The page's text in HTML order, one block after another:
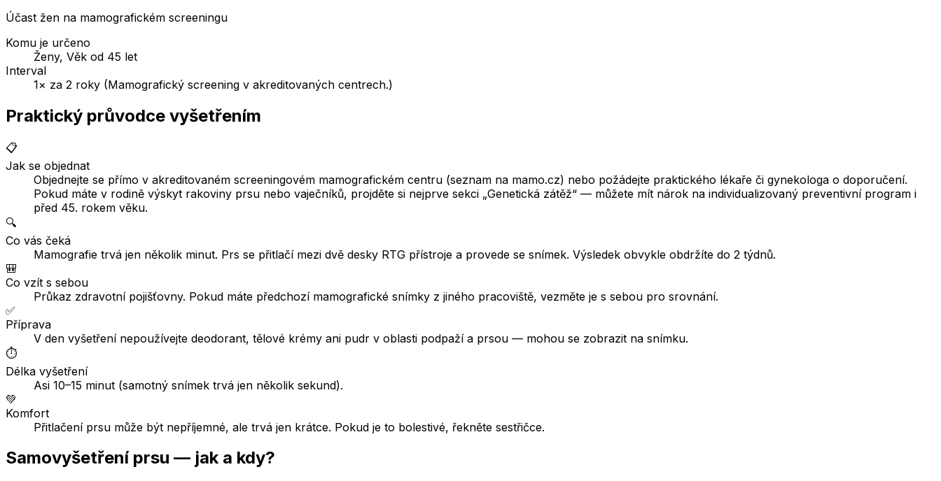
Účast žen na mamografickém screeningu
Komu je určeno
Ženy, Věk od 45 let
Interval
1× za 2 roky (Mamografický screening v akreditovaných centrech.)
Praktický průvodce vyšetřením
📋
Jak se objednat
Objednejte se přímo v akreditovaném screeningovém mamografickém centru (seznam na mamo.cz) nebo požádejte praktického lékaře či gynekologa o doporučení.
Pokud máte v rodině výskyt rakoviny prsu nebo vaječníků, projděte si nejprve sekci „Genetická zátěž“ — můžete mít nárok na individualizovaný preventivní program i
před 45. rokem věku.
🔍
Co vás čeká
Mamografie trvá jen několik minut. Prs se přitlačí mezi dvě desky RTG přístroje a provede se snímek. Výsledek obvykle obdržíte do 2 týdnů.
🎒
Co vzít s sebou
Průkaz zdravotní pojišťovny. Pokud máte předchozí mamografické snímky z jiného pracoviště, vezměte je s sebou pro srovnání.
✅
Příprava
V den vyšetření nepoužívejte deodorant, tělové krémy ani pudr v oblasti podpaží a prsou — mohou se zobrazit na snímku.
⏱️
Délka vyšetření
Asi 10–15 minut (samotný snímek trvá jen několik sekund).
💚
Komfort
Přitlačení prsu může být nepříjemné, ale trvá jen krátce. Pokud je to bolestivé, řekněte sestřičce.
Samovyšetření prsu — jak a kdy?